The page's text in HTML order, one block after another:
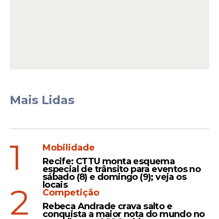
Leia Também
Apreensão
Anvisa determona
apreensão de palmitos em
conserva e suspende venda
de melatonina irregular no
Mais Lidas
1
Mobilidade
Recife: CTTU monta esquema
especial de trânsito para eventos no
sábado (8) e domingo (9); veja os
locais
2
Competição
Rebeca Andrade crava salto e
conquista a maior nota do mundo no